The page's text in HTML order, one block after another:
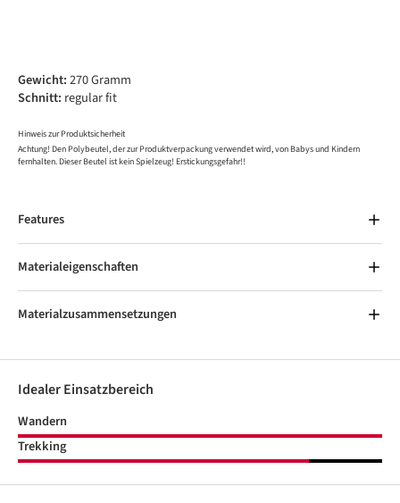
Gewicht:270 Gramm
Schnitt: regular fit
Hinweis zur Produktsicherheit
Achtung! Den Polybeutel, der zur Produktverpackung verwendet wird, von Babys und Kindern
fernhalten. Dieser Beutel ist kein Spielzeug! Erstickungsgefahr!!
Features
Materialeigenschaften
Materialzusammensetzungen
Idealer Einsatzbereich
Wandern
Trekking